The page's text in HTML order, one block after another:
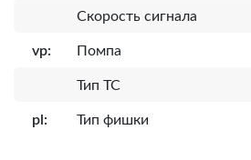
Скорость сигнала
vp: Помпа
Тип ТС
pl: Тип фишки